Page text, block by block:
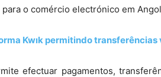
o comércio electrónico em
Kwık permitindo transferências
efectuar pagamentos,